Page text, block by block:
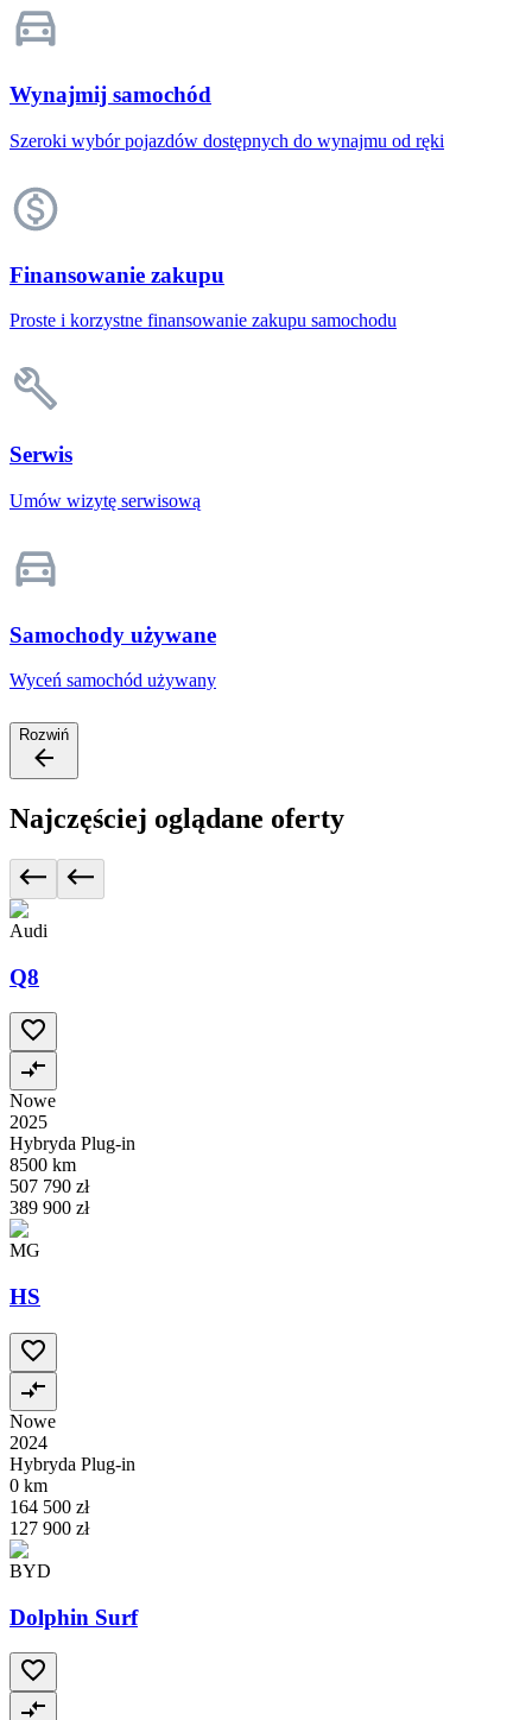
Wynajmij samochód
Szeroki wybór pojazdów dostępnych do wynajmu od ręki
Finansowanie zakupu
Proste i korzystne finansowanie zakupu samochodu
Serwis
Umów wizytę serwisową
Samochody używane
Wyceń samochód używany
Rozwiń
Najczęściej oglądane oferty
Audi
Q8
Nowe
2025
Hybryda Plug-in
8500 km
507 790 zł
389 900 zł
MG
HS
Nowe
2024
Hybryda Plug-in
0 km
164 500 zł
127 900 zł
BYD
Dolphin Surf